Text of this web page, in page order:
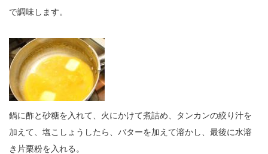
で調味します。
鍋に酢と砂糖を入れて、火にかけて煮詰め、タンカンの絞り汁を
加えて、塩こしょうしたら、バターを加えて溶かし、最後に水溶
き片栗粉を入れる。